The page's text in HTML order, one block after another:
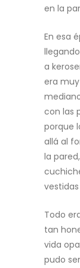
en la
En esa
a
era
con las
porque
allá al
la
Todo
tan
vida
pudo